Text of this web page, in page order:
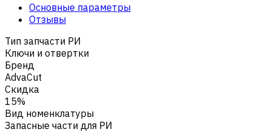
Основные параметры
Отзывы
Тип запчасти РИ
Ключи и отвертки
Бренд
AdvaCut
Скидка
15%
Вид номенклатуры
Запасные части для РИ